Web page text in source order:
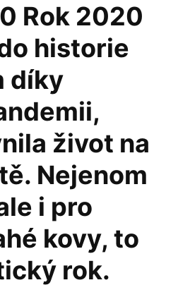
Rok 2020
historie
díky
život na
Nejenom
i pro
kovy, to
rok.